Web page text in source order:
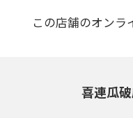
この店舗のオンラ
喜連瓜